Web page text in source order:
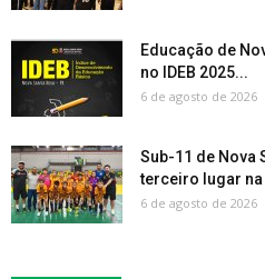
Educação de
no IDEB 2025...
6 de agosto de 2026
Sub-11 de Nova
terceiro lugar na
6 de agosto de 2026